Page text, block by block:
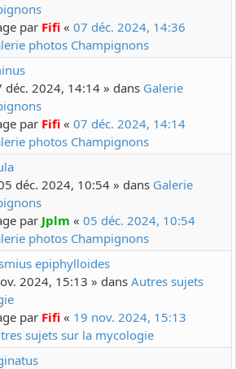
par Fifi « 07 déc. 2024, 14:36
photos Champignons
déc. 2024, 14:14 » dans Galerie
par Fifi « 07 déc. 2024, 14:14
photos Champignons
déc. 2024, 10:54 » dans Galerie
par Jplm « 05 déc. 2024, 10:54
photos Champignons
epiphylloides
2024, 15:13 » dans Autres sujets
par Fifi « 19 nov. 2024, 15:13
sujets sur la mycologie